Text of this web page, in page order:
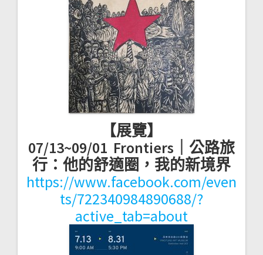
【展覽】
07/13~09/01 Frontiers｜公路旅
行：他的舒適圈，我的新境界
https://www.facebook.com/even
ts/722340984890688/?
active_tab=about